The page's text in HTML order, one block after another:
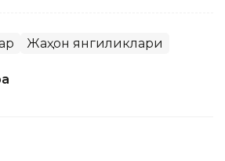
Жаҳон янгиликлари